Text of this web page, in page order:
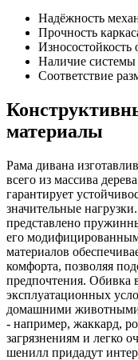
Надёжность
Прочность
Износостойкость
Наличие системы
Соответствие
материалы
Рама дивана
всего из массива
гарантирует
значительные
представлено
его
материалов
комфорта, позволяя
предпочтения. Обивка
эксплуатационных
домашними животными
- например, жаккард,
загрязнениям и легко
шенилл придадут